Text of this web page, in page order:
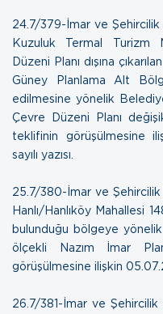
24.7/379-İmar ve Şehircilik
Kuzuluk Termal Turizm
Düzeni Planı dışına
Güney Planlama Alt
edilmesine yönelik
Çevre Düzeni Planı
teklifinin görüşülmesine
sayılı yazısı.
25.7/380-İmar ve Şehircilik
Hanlı/Hanlıköy Mahallesi
bulunduğu bölgeye
ölçekli Nazım İmar
görüşülmesine ilişkin
26.7/381-İmar ve Şehircilik